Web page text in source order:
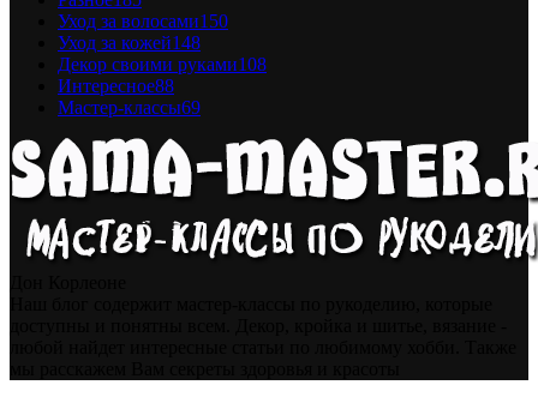
Уход за волосами150
Уход за кожей148
Декор своими руками108
Интересное88
Мастер-классы69